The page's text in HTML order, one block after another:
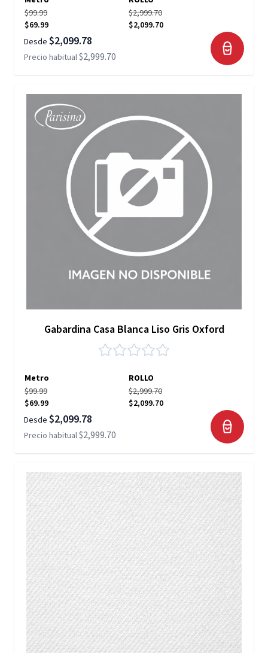
$99.99
$69.99
$2,999.70
$2,099.70
Desde $2,099.78
Precio habitual$2,999.70
Gabardina Casa Blanca Liso Gris Oxford
Metro
ROLLO
$99.99
$69.99
$2,999.70
$2,099.70
Desde $2,099.78
Precio habitual$2,999.70